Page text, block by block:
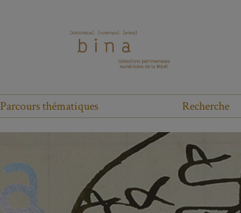
Parcours thématiques Recherche